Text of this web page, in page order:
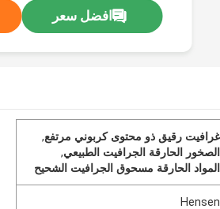
افضل سعر
غرافيت رقيق ذو محتوى كربوني مرتفع,
الصخور الحارقة الجرافيت الطبيعي,
المواد الحارقة مسحوق الجرافيت الشحيح
Hensen